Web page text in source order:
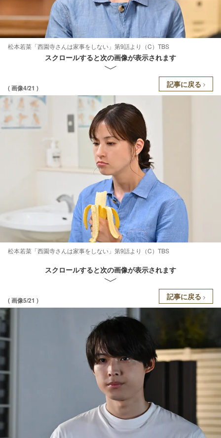
松本若菜「西園寺さんは家事をしない」第9話より（C）TBS
スクロールすると次の画像が表示されます
( 画像4/21 ) 記事に戻る
松本若菜「西園寺さんは家事をしない」第9話より（C）TBS
スクロールすると次の画像が表示されます
( 画像5/21 ) 記事に戻る